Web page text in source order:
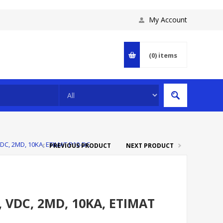
My Account
(0) items
2MD, 10KA, ETIMAT P10-DC
PREVIOUS PRODUCT NEXT PRODUCT
VDC, 2MD, 10KA, ETIMAT